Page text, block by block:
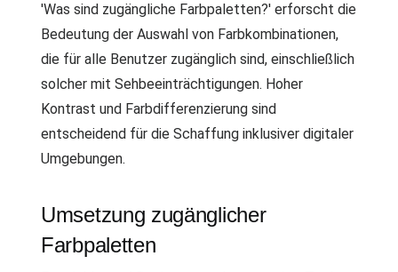
'Was sind zugängliche Farbpaletten?' erforscht die
Bedeutung der Auswahl von Farbkombinationen,
die für alle Benutzer zugänglich sind, einschließlich
solcher mit Sehbeeinträchtigungen. Hoher
Kontrast und Farbdifferenzierung sind
entscheidend für die Schaffung inklusiver digitaler
Umgebungen.
Umsetzung zugänglicher
Farbpaletten